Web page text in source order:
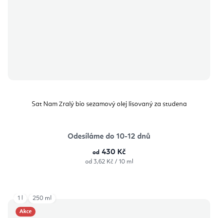
Sat Nam Zralý bio sezamový olej lisovaný za studena
Odesíláme do 10-12 dnů
od 430 Kč
Měrná
od 3,62 Kč / 10 ml
Akce
1 l 250 ml